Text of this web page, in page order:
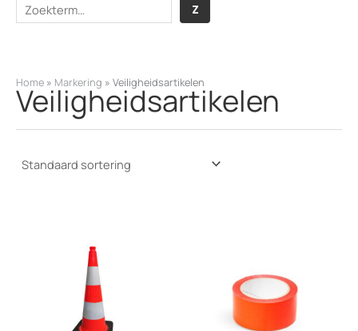
k
e
Z
Home » Markering » Veiligheidsartikelen
Veiligheidsartikelen